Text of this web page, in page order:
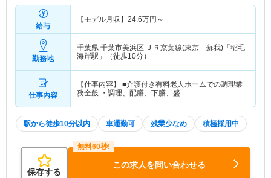
給与
【モデル月収】 24.6万円～
勤務地
千葉県 千葉市美浜区 ＪＲ京葉線(東京－蘇我)「稲毛
海岸駅」（徒歩10分）
仕事内容
【仕事内容】 ■介護付き有料老人ホームでの調理業
務全般 ・調理、配膳、下膳、盛…
駅から徒歩10分以内 車通勤可 残業少なめ 積極採用中
保存する
この求人を問い合わせる